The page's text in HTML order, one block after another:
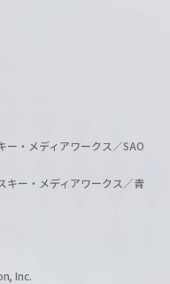
・メディアワークス／SAO
ー・メディアワークス／青
Inc.